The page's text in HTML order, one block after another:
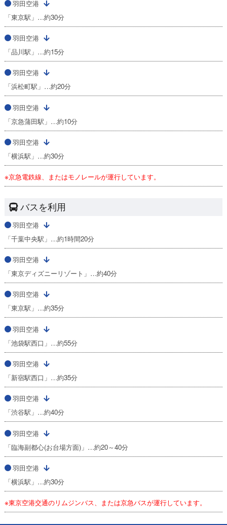
羽田空港
「東京駅」…約30分
羽田空港
「品川駅」…約15分
羽田空港
「浜松町駅」…約20分
羽田空港
「京急蒲田駅」…約10分
羽田空港
「横浜駅」…約30分
※京急電鉄線、またはモノレールが運行しています。
バスを利用
羽田空港
「千葉中央駅」…約1時間20分
羽田空港
「東京ディズニーリゾート」…約40分
羽田空港
「東京駅」…約35分
羽田空港
「池袋駅西口」…約55分
羽田空港
「新宿駅西口」…約35分
羽田空港
「渋谷駅」…約40分
羽田空港
「臨海副都心(お台場方面)」…約20～40分
羽田空港
「横浜駅」…約30分
※東京空港交通のリムジンバス、または京急バスが運行しています。